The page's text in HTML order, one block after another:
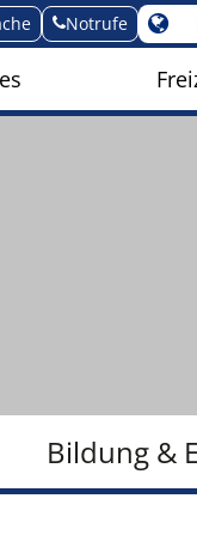
Notrufe
Bildung &